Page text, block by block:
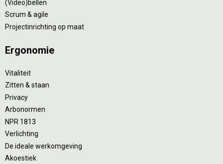
(Video)bellen
Scrum & agile
Projectinrichting op maat
Ergonomie
Vitaliteit
Zitten & staan
Privacy
Arbonormen
NPR 1813
Verlichting
De ideale werkomgeving
Akoestiek